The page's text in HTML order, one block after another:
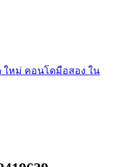
ใหม่ คอนโดมือสอง ใน